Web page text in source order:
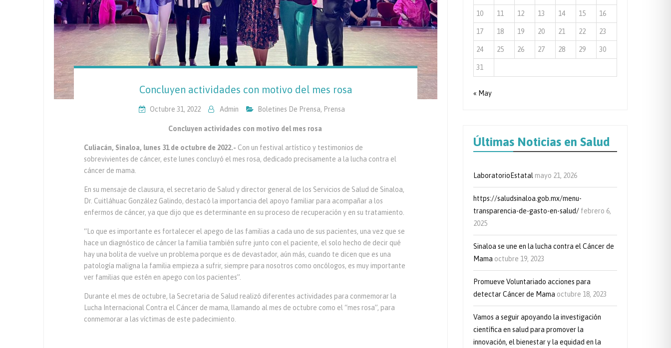
Concluyen actividades con motivo del mes rosa
Octubre 31, 2022 Admin Boletines De Prensa, Prensa
Concluyen actividades con motivo del mes rosa
Culiacán, Sinaloa, lunes 31 de octubre de 2022.- Con un festival artístico y testimonios de
sobrevivientes de cáncer, este lunes concluyó el mes rosa, dedicado precisamente a la lucha contra el
cáncer de mama.
En su mensaje de clausura, el secretario de Salud y director general de los Servicios de Salud de Sinaloa,
Dr. Cuitláhuac González Galindo, destacó la importancia del apoyo familiar para acompañar a los
enfermos de cáncer, ya que dijo que es determinante en su proceso de recuperación y en su tratamiento.
“Lo que es importante es fortalecer el apego de las familias a cada uno de sus pacientes, una vez que se
hace un diagnóstico de cáncer la familia también sufre junto con el paciente, el solo hecho de decir qué
hay una bolita de vuelve un problema porque es de devastador, aún más, cuando te dicen que es una
patología maligna la familia empieza a sufrir, siempre para nosotros como oncólogos, es muy importante
ver familias que estén en apego con los pacientes”.
Durante el mes de octubre, la Secretaria de Salud realizó diferentes actividades para conmemorar la
Lucha Internacional Contra el Cáncer de mama, llamando al mes de octubre como el “mes rosa”, para
conmemorar a las víctimas de este padecimiento.
10 11 12 13 14 15 16
17 18 19 20 21 22 23
24 25 26 27 28 29 30
31
« May
Últimas Noticias en Salud
LaboratorioEstatal mayo 21, 2026
https://saludsinaloa.gob.mx/menu-
transparencia-de-gasto-en-salud/ febrero 6,
2025
Sinaloa se une en la lucha contra el Cáncer de
Mama octubre 19, 2023
Promueve Voluntariado acciones para
detectar Cáncer de Mama octubre 18, 2023
Vamos a seguir apoyando la investigación
científica en salud para promover la
innovación, el bienestar y la equidad en la